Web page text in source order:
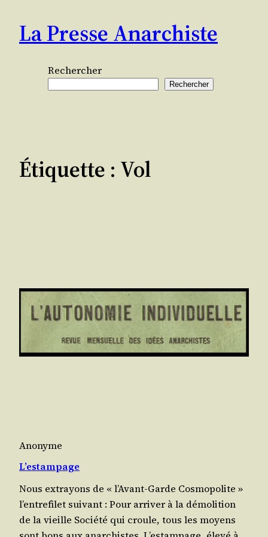
contenu
La Presse Anarchiste
Rechercher
Rechercher
Étiquette : Vol
Anonyme
L’estampage
Nous extra­yons de « l’A­vant-Garde Cos­mo­po­lite »
l’en­tre­fi­let suivant : Pour arri­ver à la démo­li­tion
de la vieille Socié­té qui croule, tous les moyens